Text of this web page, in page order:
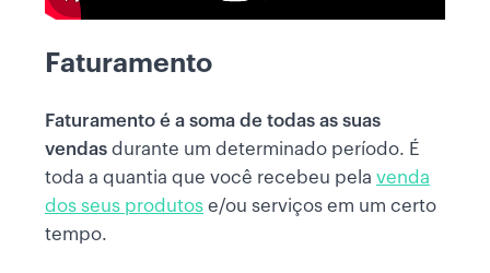
Faturamento
Faturamento é a soma de todas as suas
vendas durante um determinado período. É
toda a quantia que você recebeu pela venda
dos seus produtos e/ou serviços em um certo
tempo.